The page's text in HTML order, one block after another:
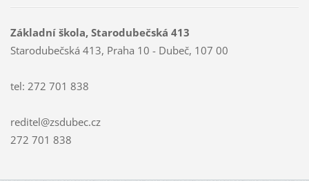
Základní škola, Starodubečská 413
Starodubečská 413, Praha 10 - Dubeč, 107 00
tel: 272 701 838
reditel@zsdubec.cz
272 701 838